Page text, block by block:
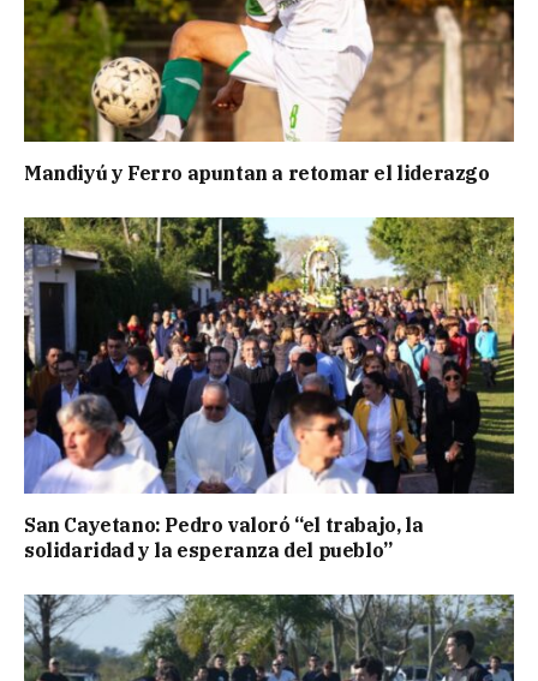
Mandiyú y Ferro apuntan a retomar el liderazgo
San Cayetano: Pedro valoró “el trabajo, la
solidaridad y la esperanza del pueblo”